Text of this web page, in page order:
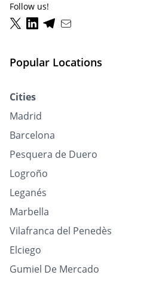
Follow us!
Popular Locations
Cities
Madrid
Barcelona
Pesquera de Duero
Logroño
Leganés
Marbella
Vilafranca del Penedès
Elciego
Gumiel De Mercado